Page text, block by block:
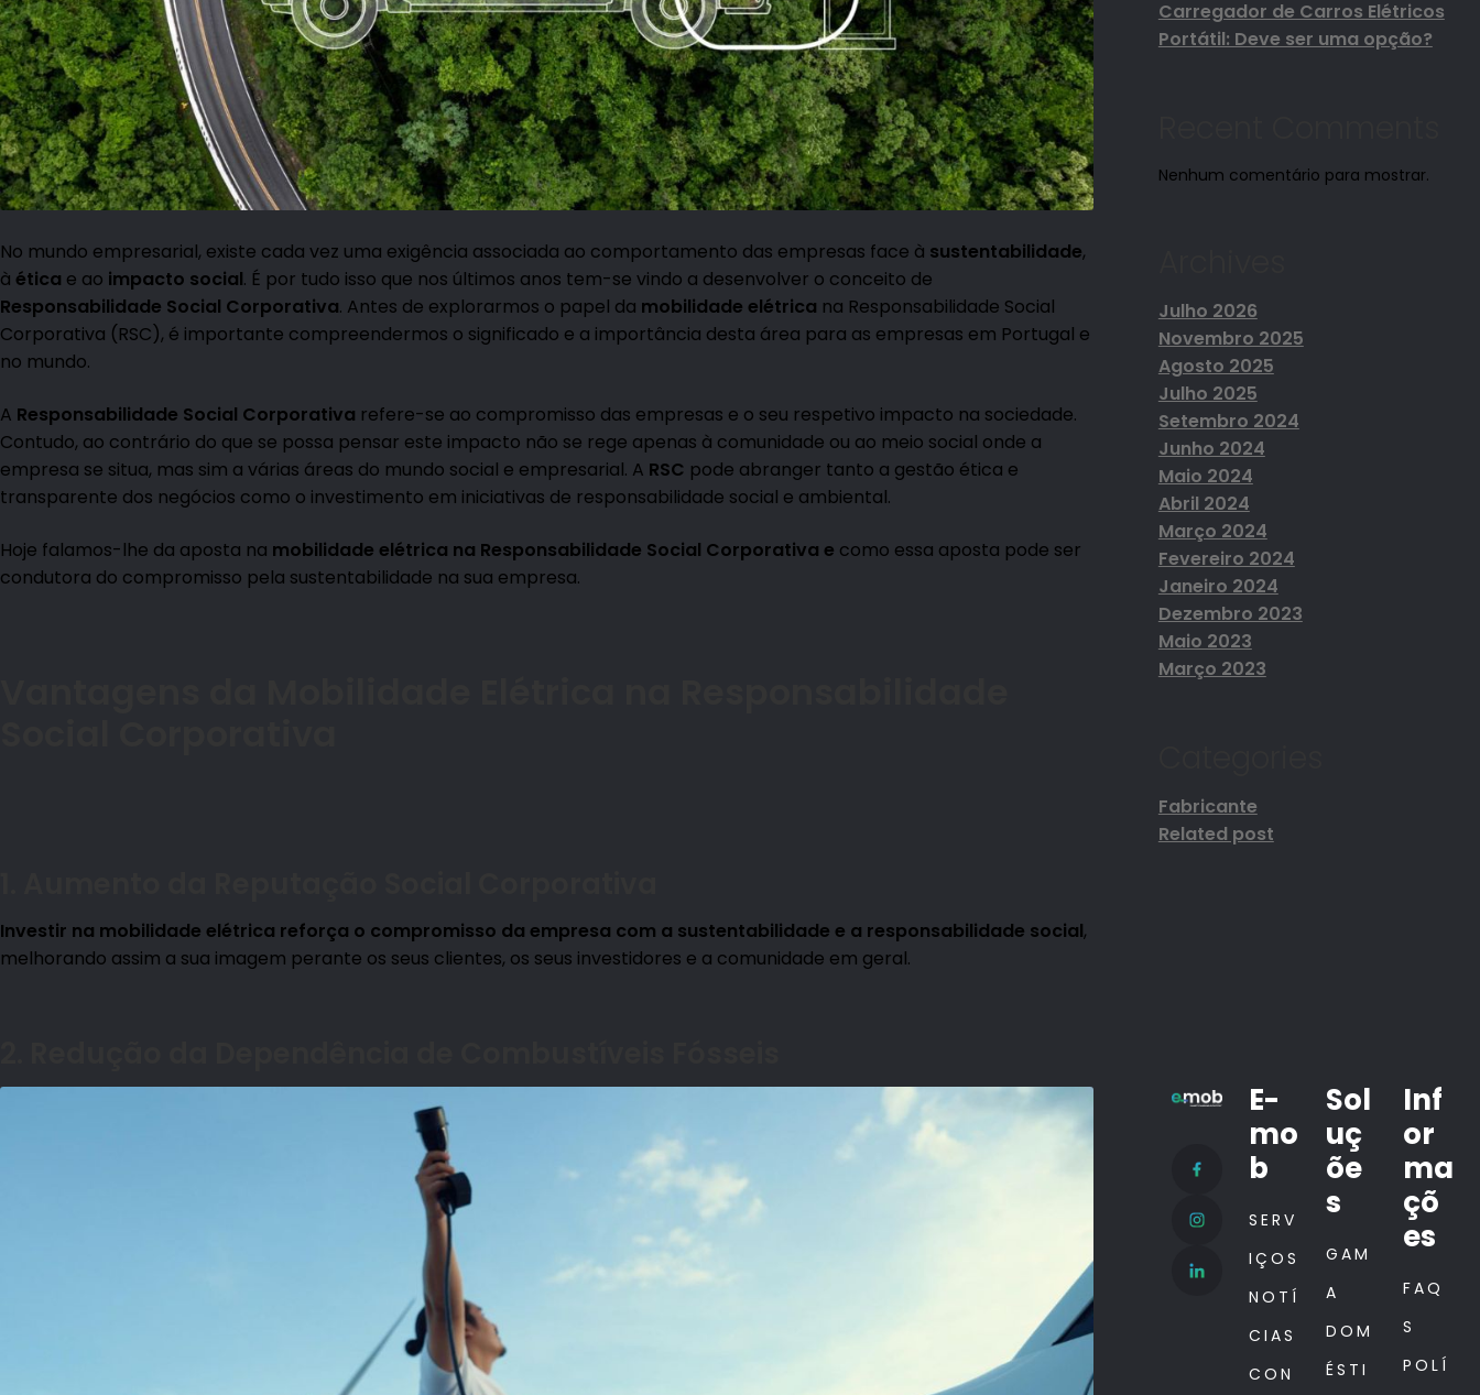
No mundo empresarial, existe cada vez uma exigência associada ao comportamento das empresas face à sustentabilidade,
à ética e ao impacto social. É por tudo isso que nos últimos anos tem-se vindo a desenvolver o conceito de
Responsabilidade Social Corporativa. Antes de explorarmos o papel da mobilidade elétrica na Responsabilidade Social
Corporativa (RSC), é importante compreendermos o significado e a importância desta área para as empresas em Portugal e
no mundo.
A Responsabilidade Social Corporativa refere-se ao compromisso das empresas e o seu respetivo impacto na sociedade.
Contudo, ao contrário do que se possa pensar este impacto não se rege apenas à comunidade ou ao meio social onde a
empresa se situa, mas sim a várias áreas do mundo social e empresarial. A RSC pode abranger tanto a gestão ética e
transparente dos negócios como o investimento em iniciativas de responsabilidade social e ambiental.
Hoje falamos-lhe da aposta na mobilidade elétrica na Responsabilidade Social Corporativa e como essa aposta pode ser
condutora do compromisso pela sustentabilidade na sua empresa.
Investir na mobilidade elétrica reforça o compromisso da empresa com a sustentabilidade e a responsabilidade social,
melhorando assim a sua imagem perante os seus clientes, os seus investidores e a comunidade em geral.
Carregador de Carros Elétricos
Portátil: Deve ser uma opção?
Nenhum comentário para mostrar.
Julho 2026
Novembro 2025
Agosto 2025
Julho 2025
Setembro 2024
Junho 2024
Maio 2024
Abril 2024
Março 2024
Fevereiro 2024
Janeiro 2024
Dezembro 2023
Maio 2023
Março 2023
Fabricante
Related post
E-
mo
b
SERV
IÇOS
NOTÍ
CIAS
CON
Sol
uç
õe
s
GAM
A
DOM
ÉSTI
Inf
or
ma
çõ
es
FAQ
S
POLÍ